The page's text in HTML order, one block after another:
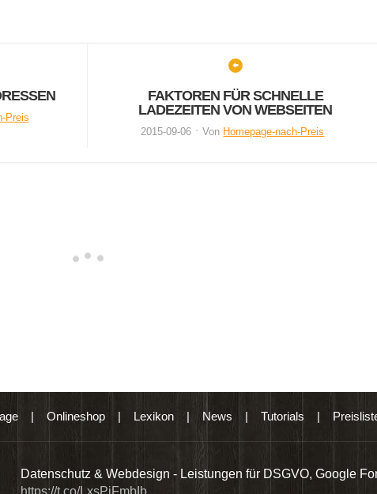
Preis
FAKTOREN FÜR SCHNELLE
LADEZEITEN VON WEBSEITEN
2015-09-06 Von Homepage-nach-Preis